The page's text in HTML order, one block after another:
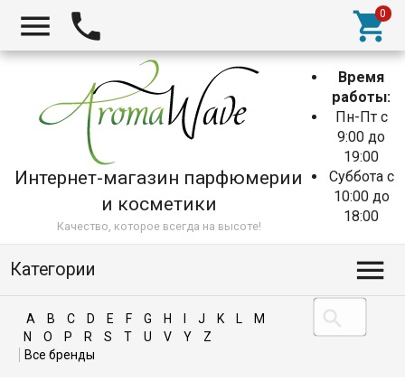
Интернет-магазин парфюмерии
и косметики
Качество, которое всегда на высоте!
Время
работы:
Пн-Пт с
9:00 до
19:00
Суббота с
10:00 до
18:00
Категории
A B C D E F G H J K L
M
N
O P R S T U V Y Z